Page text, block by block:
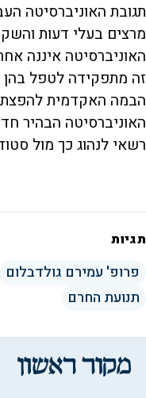
תגובת האוניברסיטה
מרצים בעלי דעות
האוניברסיטה איננה
זה מתפקידה לטפל בהן
הבמה האקדמית
האוניברסיטה הבהיר
רשאי לנהוג כך מול
תגיות
פרופ' עמירם גולדבלום
תנועת החרם